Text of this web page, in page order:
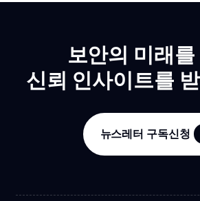
보안의 미래
신뢰 인사이트를
뉴스레터 구독신청